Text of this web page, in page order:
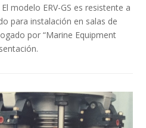
modelo ERV-GS es resistente a
para instalación en salas de
por “Marine Equipment